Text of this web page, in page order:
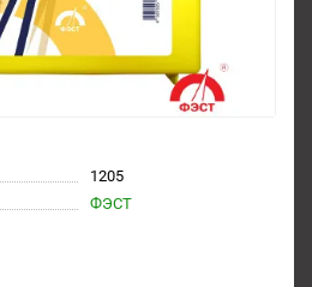
1205
ФЭСТ